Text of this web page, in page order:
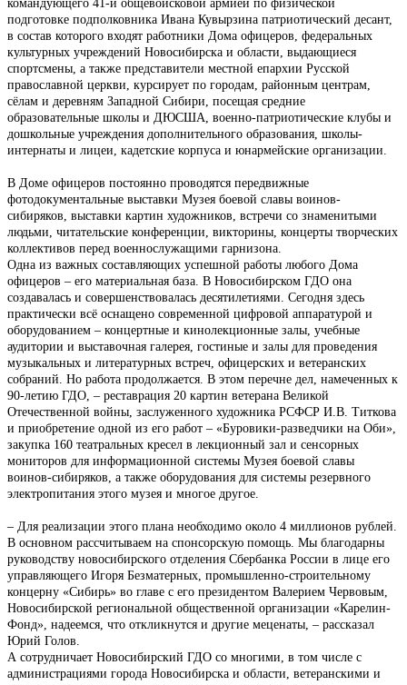
командующего 41-й общевойсковой армией по физической
подготовке подполковника Ивана Кувырзина патриотический десант,
в состав которого входят работники Дома офицеров, федеральных
культурных учреждений Новосибирска и области, выдающиеся
спортсмены, а также представители местной епархии Русской
православной церкви, курсирует по городам, районным центрам,
сёлам и деревням Западной Сибири, посещая средние
образовательные школы и ДЮСША, военно-патриотические клубы и
дошкольные учреждения дополнительного образования, школы-
интернаты и лицеи, кадетские корпуса и юнармейские организации.
В Доме офицеров постоянно проводятся передвижные
фотодокументальные выставки Музея боевой славы воинов-
сибиряков, выставки картин художников, встречи со знаменитыми
людьми, читательские конференции, викторины, концерты творческих
коллективов перед военнослужащими гарнизона.
Одна из важных составляющих успешной работы любого Дома
офицеров – его материальная база. В Новосибирском ГДО она
создавалась и совершенствовалась десятилетиями. Сегодня здесь
практически всё оснащено современной цифровой аппаратурой и
оборудованием – концертные и кинолекционные залы, учебные
аудитории и выставочная галерея, гостиные и залы для проведения
музыкальных и литературных встреч, офицерских и ветеранских
собраний. Но работа продолжается. В этом перечне дел, намеченных к
90-летию ГДО, – реставрация 20 картин ветерана Великой
Отечественной войны, заслуженного художника РСФСР И.В. Титкова
и приобретение одной из его работ – «Буровики-разведчики на Оби»,
закупка 160 театральных кресел в лекционный зал и сенсорных
мониторов для информационной системы Музея боевой славы
воинов-сибиряков, а также оборудования для системы резервного
электропитания этого музея и многое другое.
– Для реализации этого плана необходимо около 4 миллионов рублей.
В основном рассчитываем на спонсорскую помощь. Мы благодарны
руководству новосибирского отделения Сбербанка России в лице его
управляющего Игоря Безматерных, промышленно-строительному
концерну «Сибирь» во главе с его президентом Валерием Червовым,
Новосибирской региональной общественной организации «Карелин-
Фонд», надеемся, что откликнутся и другие меценаты, – рассказал
Юрий Голов.
А сотрудничает Новосибирский ГДО со многими, в том числе с
администрациями города Новосибирска и области, ветеранскими и